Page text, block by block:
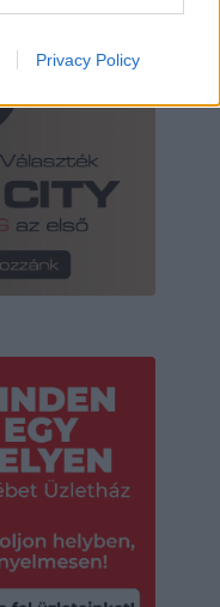
Privacy Policy